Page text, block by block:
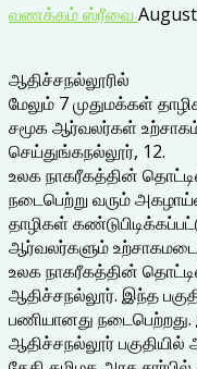
வணக்கம் ஸ்ரீவை
ஆதிச்சநல்லூரில்
மேலும் 7 முதுமக்கள்
சமூக ஆர்வலர்கள்
செய்துங்கநல்லூர், 12.
உலக நாகரீகத்தின்
நடைபெற்று வரும்
தாழிகள்
ஆர்வலர்களும்
உலக நாகரீகத்தின்
ஆதிச்சநல்லூர். இந்த
பணியானது
ஆதிச்சநல்லூர்